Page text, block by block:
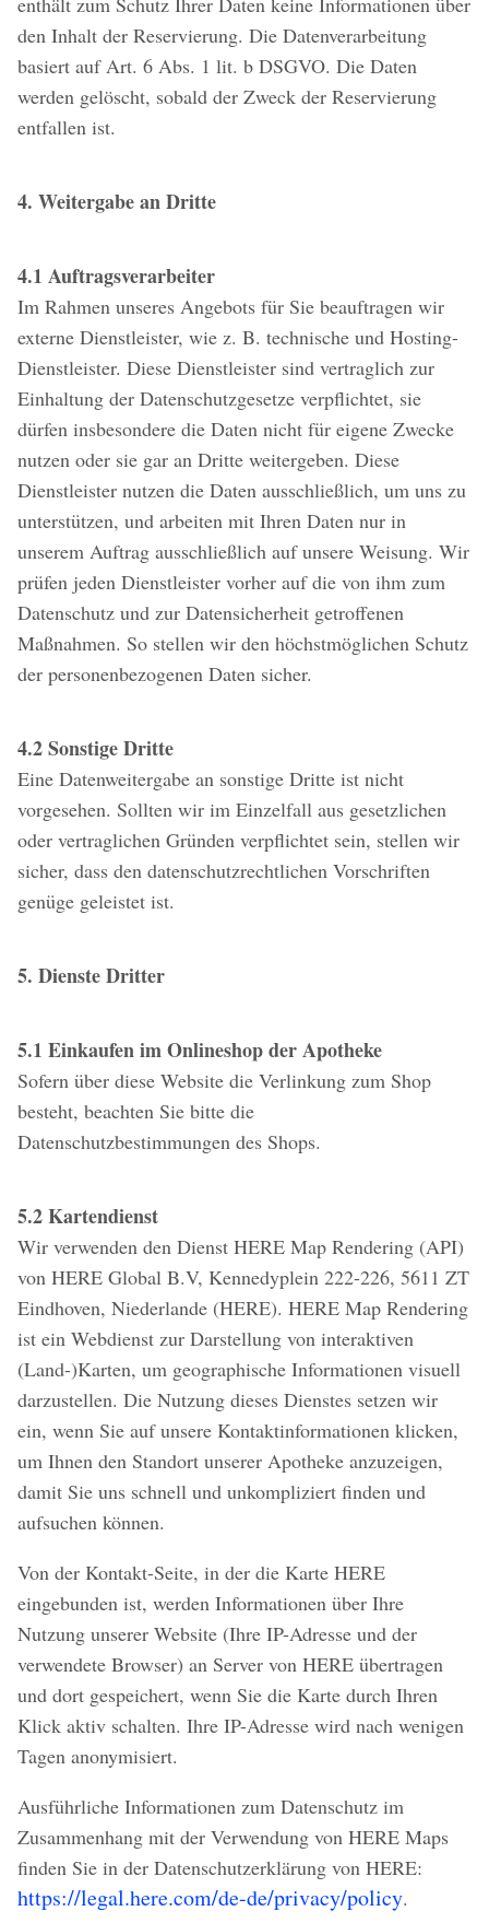
den Inhalt der Reservierung. Die Datenverarbeitung
basiert auf Art. 6 Abs. 1 lit. b DSGVO. Die Daten
werden gelöscht, sobald der Zweck der Reservierung
entfallen ist.
4. Weitergabe an Dritte
4.1 Auftragsverarbeiter
Im Rahmen unseres Angebots für Sie beauftragen wir
externe Dienstleister, wie z. B. technische und Hosting-
Dienstleister. Diese Dienstleister sind vertraglich zur
Einhaltung der Datenschutzgesetze verpflichtet, sie
dürfen insbesondere die Daten nicht für eigene Zwecke
nutzen oder sie gar an Dritte weitergeben. Diese
Dienstleister nutzen die Daten ausschließlich, um uns zu
unterstützen, und arbeiten mit Ihren Daten nur in
unserem Auftrag ausschließlich auf unsere Weisung. Wir
prüfen jeden Dienstleister vorher auf die von ihm zum
Datenschutz und zur Datensicherheit getroffenen
Maßnahmen. So stellen wir den höchstmöglichen Schutz
der personenbezogenen Daten sicher.
4.2 Sonstige Dritte
Eine Datenweitergabe an sonstige Dritte ist nicht
vorgesehen. Sollten wir im Einzelfall aus gesetzlichen
oder vertraglichen Gründen verpflichtet sein, stellen wir
sicher, dass den datenschutzrechtlichen Vorschriften
genüge geleistet ist.
5. Dienste Dritter
5.1 Einkaufen im Onlineshop der Apotheke
Sofern über diese Website die Verlinkung zum Shop
besteht, beachten Sie bitte die
Datenschutzbestimmungen des Shops.
5.2 Kartendienst
Wir verwenden den Dienst HERE Map Rendering (API)
von HERE Global B.V, Kennedyplein 222-226, 5611 ZT
Eindhoven, Niederlande (HERE). HERE Map Rendering
ist ein Webdienst zur Darstellung von interaktiven
(Land-)Karten, um geographische Informationen visuell
darzustellen. Die Nutzung dieses Dienstes setzen wir
ein, wenn Sie auf unsere Kontaktinformationen klicken,
um Ihnen den Standort unserer Apotheke anzuzeigen,
damit Sie uns schnell und unkompliziert finden und
aufsuchen können.
Von der Kontakt-Seite, in der die Karte HERE
eingebunden ist, werden Informationen über Ihre
Nutzung unserer Website (Ihre IP-Adresse und der
verwendete Browser) an Server von HERE übertragen
und dort gespeichert, wenn Sie die Karte durch Ihren
Klick aktiv schalten. Ihre IP-Adresse wird nach wenigen
Tagen anonymisiert.
Ausführliche Informationen zum Datenschutz im
Zusammenhang mit der Verwendung von HERE Maps
finden Sie in der Datenschutzerklärung von HERE:
https://legal.here.com/de-de/privacy/policy.